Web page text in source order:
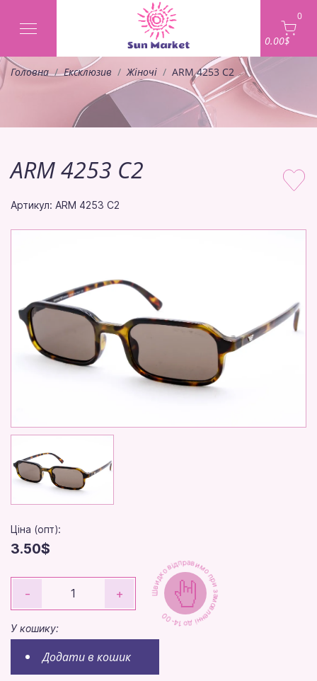
0
0.00$
Головна Ексклюзив Жіночі ARM 4253 C2
ARM 4253 C2
Артикул: ARM 4253 C2
Ціна (опт):
3.50$
- +
У кошику:
Додати в кошик
Швидко відправимо при замовленні до 14-00